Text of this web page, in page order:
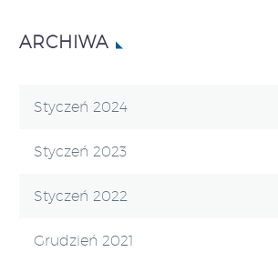
ARCHIWA
Styczeń 2024
Styczeń 2023
Styczeń 2022
Grudzień 2021